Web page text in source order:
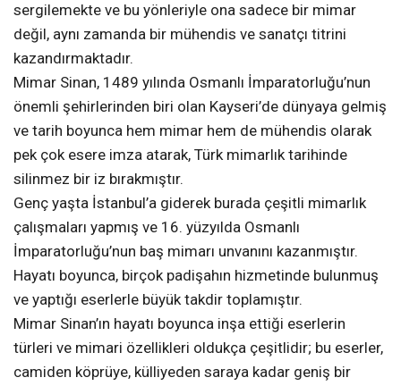
sergilemekte ve bu yönleriyle ona sadece bir mimar
değil, aynı zamanda bir mühendis ve sanatçı titrini
kazandırmaktadır.
Mimar Sinan, 1489 yılında Osmanlı İmparatorluğu’nun
önemli şehirlerinden biri olan Kayseri’de dünyaya gelmiş
ve tarih boyunca hem mimar hem de mühendis olarak
pek çok esere imza atarak, Türk mimarlık tarihinde
silinmez bir iz bırakmıştır.
Genç yaşta İstanbul’a giderek burada çeşitli mimarlık
çalışmaları yapmış ve 16. yüzyılda Osmanlı
İmparatorluğu’nun baş mimarı unvanını kazanmıştır.
Hayatı boyunca, birçok padişahın hizmetinde bulunmuş
ve yaptığı eserlerle büyük takdir toplamıştır.
Mimar Sinan’ın hayatı boyunca inşa ettiği eserlerin
türleri ve mimari özellikleri oldukça çeşitlidir; bu eserler,
camiden köprüye, külliyeden saraya kadar geniş bir